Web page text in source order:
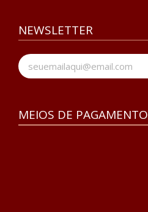
NEWSLETTER
MEIOS DE PAGAMENTO